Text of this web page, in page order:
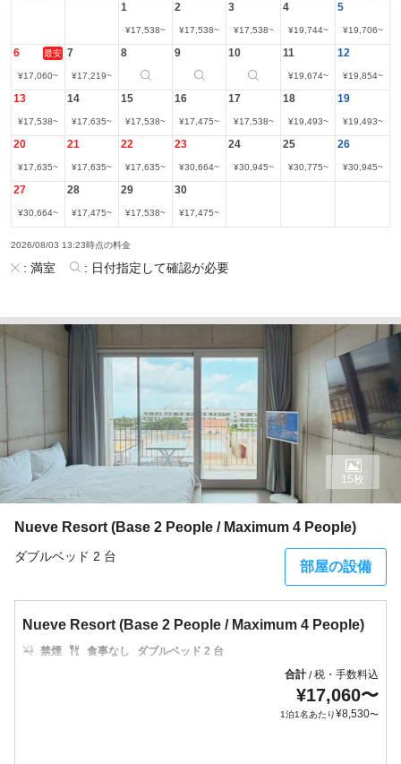
1
¥17,538~
2
¥17,538~
3
¥17,538~
4
¥19,744~
5
¥19,706~
6 最安
¥17,060~
7
¥17,219~
8 9 10 11
¥19,674~
12
¥19,854~
13
¥17,538~
14
¥17,635~
15
¥17,538~
16
¥17,475~
17
¥17,538~
18
¥19,493~
19
¥19,493~
20
¥17,635~
21
¥17,635~
22
¥17,635~
23
¥30,664~
24
¥30,945~
25
¥30,775~
26
¥30,945~
27
¥30,664~
28
¥17,475~
29
¥17,538~
30
¥17,475~
2026/08/03 13:23時点の料金
: 満室 : 日付指定して確認が必要
Nueve Resort (Base 2 People / Maximum 4 People)
ダブルベッド 2 台
部屋の設備
15枚
Nueve Resort (Base 2 People / Maximum 4 People)
禁煙 食事なし
ダブルベッド 2 台
合計/税・手数料込
¥17,060〜
1泊1名あたり¥8,530〜